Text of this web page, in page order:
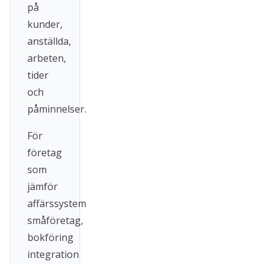
på
kunder,
anställda,
arbeten,
tider
och
påminnelser.
För
företag
som
jämför
affärssystem
småföretag,
bokföring
integration